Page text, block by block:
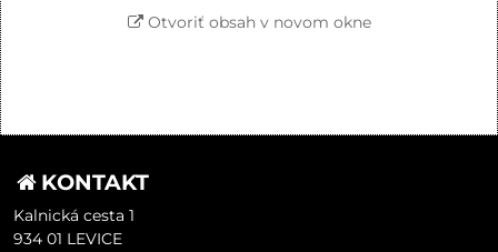
Otvoriť obsah v novom okne
KONTAKT
Kalnická cesta 1
934 01 LEVICE